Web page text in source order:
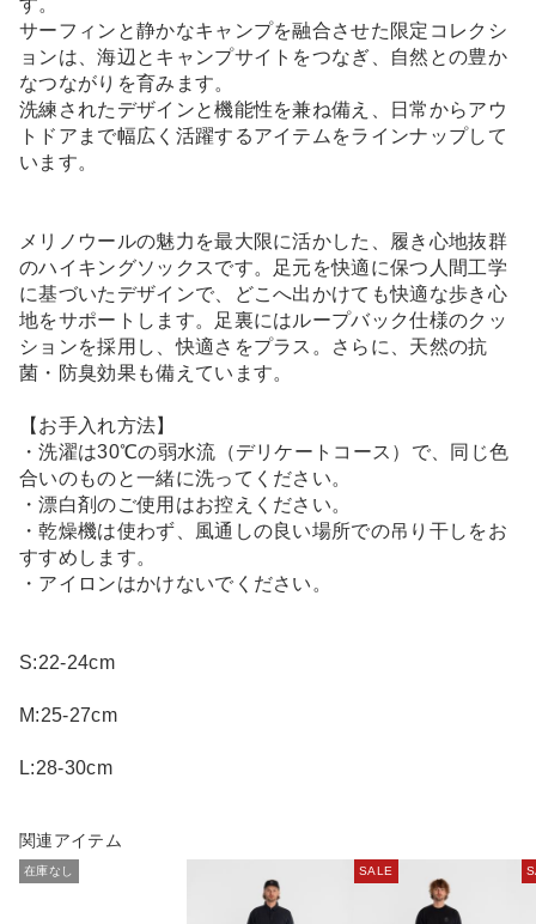
す。
サーフィンと静かなキャンプを融合させた限定コレクシ
ョンは、海辺とキャンプサイトをつなぎ、自然との豊か
なつながりを育みます。
洗練されたデザインと機能性を兼ね備え、日常からアウ
トドアまで幅広く活躍するアイテムをラインナップして
います。
メリノウールの魅力を最大限に活かした、履き心地抜群
のハイキングソックスです。足元を快適に保つ人間工学
に基づいたデザインで、どこへ出かけても快適な歩き心
地をサポートします。足裏にはループバック仕様のクッ
ションを採用し、快適さをプラス。さらに、天然の抗
菌・防臭効果も備えています。
【お手入れ方法】
・洗濯は30℃の弱水流（デリケートコース）で、同じ色
合いのものと一緒に洗ってください。
・漂白剤のご使用はお控えください。
・乾燥機は使わず、風通しの良い場所での吊り干しをお
すすめします。
・アイロンはかけないでください。
S:22-24cm
M:25-27cm
L:28-30cm
関連アイテム
在庫なし SALE